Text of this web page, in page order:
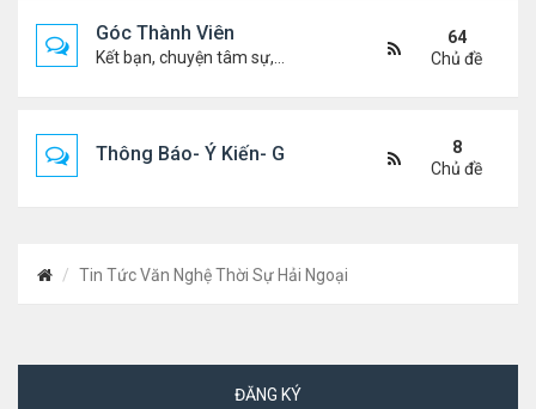
Góc Thành Viên
64
Chủ đề
Thông Báo- Ý Kiến- Góp Ý- Liên Lạc
8
Chủ đề
Tin Tức Văn Nghệ Thời Sự Hải Ngoại
ĐĂNG KÝ